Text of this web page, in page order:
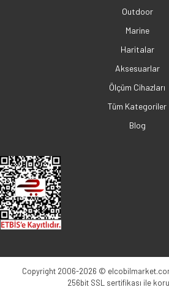
Outdoor
Marine
Haritalar
Aksesuarlar
Ölçüm Cihazları
Tüm Kategoriler
Blog
Copyright 2006-2026 ©
256bit SSL sertifikası ile